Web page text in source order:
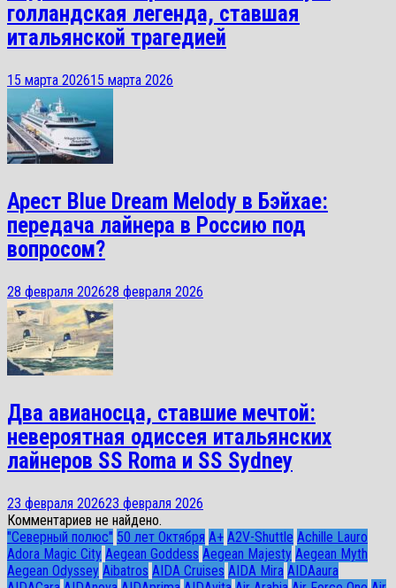
голландская легенда, ставшая
итальянской трагедией
15 марта 202615 марта 2026
Арест Blue Dream Melody в Бэйхае:
передача лайнера в Россию под
вопросом?
28 февраля 202628 февраля 2026
Два авианосца, ставшие мечтой:
невероятная одиссея итальянских
лайнеров SS Roma и SS Sydney
23 февраля 202623 февраля 2026
Комментариев не найдено.
"Северный полюс" 50 лет Октября A+ A2V-Shuttle Achille Lauro
Adora Magic City Aegean Goddess Aegean Majesty Aegean Myth
Aegean Odyssey Aibatros AIDA Cruises AIDA Mira AIDAaura